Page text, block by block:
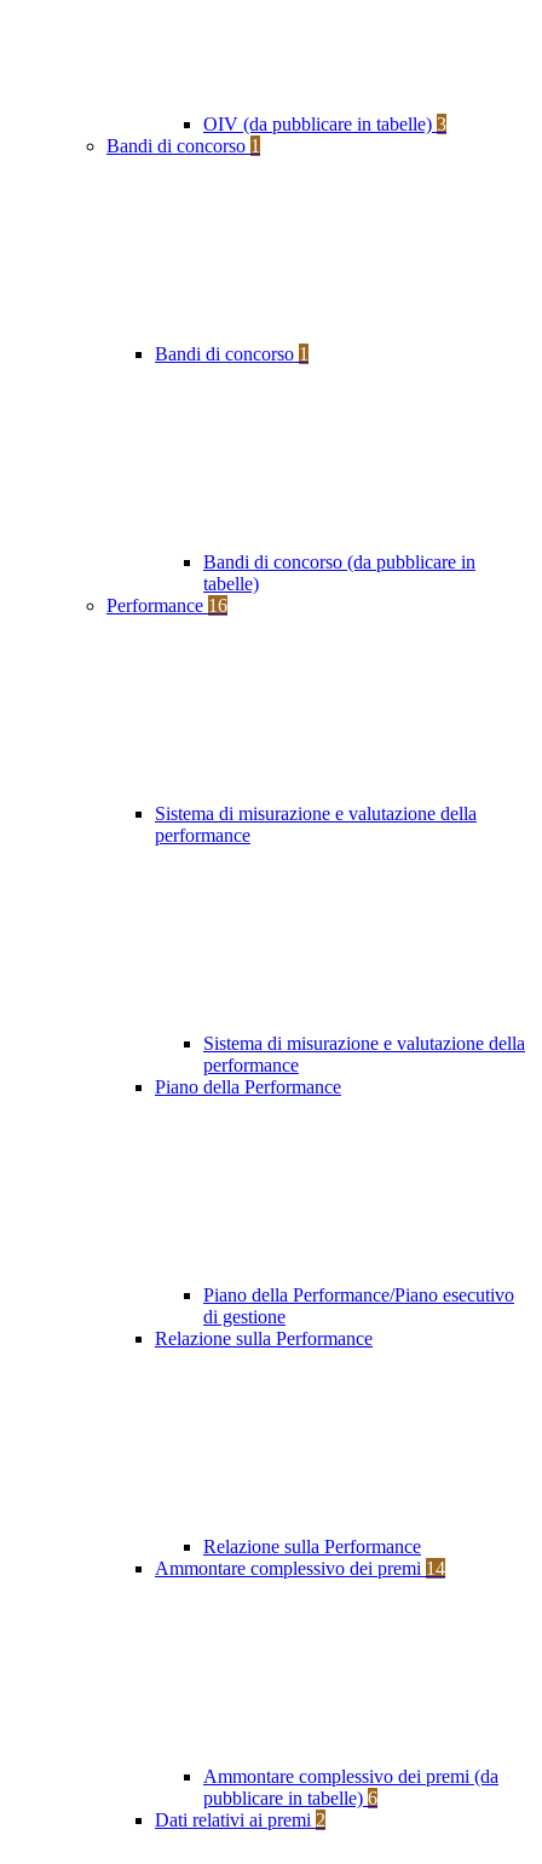
OIV (da pubblicare in tabelle) 3
Bandi di concorso 1
Bandi di concorso 1
Bandi di concorso (da pubblicare in
tabelle)
Performance 16
Sistema di misurazione e valutazione della
performance
Sistema di misurazione e valutazione della
performance
Piano della Performance
Piano della Performance/Piano esecutivo
di gestione
Relazione sulla Performance
Relazione sulla Performance
Ammontare complessivo dei premi 14
Ammontare complessivo dei premi (da
pubblicare in tabelle) 6
Dati relativi ai premi 2